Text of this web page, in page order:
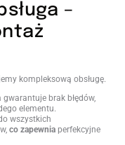
–
kompleksową obsługę.
brak błędów,
elementu.
wszystkich
co zapewnia perfekcyjne